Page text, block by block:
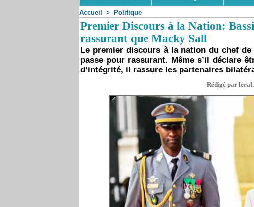
Accueil > Politique
Premier Discours à la Nation:
rassurant que Macky Sall
Le premier discours à la nation du chef de
passe pour rassurant. Même s’il déclare
d’intégrité, il rassure les partenaires
Rédigé par